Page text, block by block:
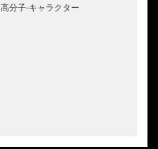
高分子-キャラクター